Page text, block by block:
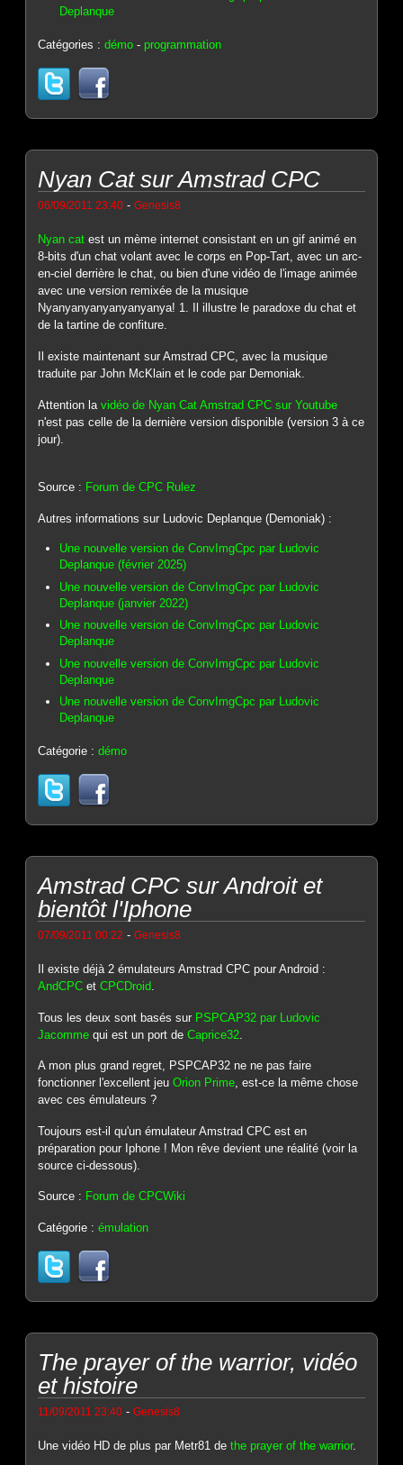
Deplanque
Catégories :démo -programmation
Nyan Cat sur Amstrad CPC
06/09/2011 23:40 -Genesis8
Nyan cat est un mème internet consistant en un gif animé en
8-bits d'un chat volant avec le corps en Pop-Tart, avec un arc-
en-ciel derrière le chat, ou bien d'une vidéo de l'image animée
avec une version remixée de la musique
Nyanyanyanyanyanyanya! 1. Il illustre le paradoxe du chat et
de la tartine de confiture.
Il existe maintenant sur Amstrad CPC, avec la musique
traduite par John McKlain et le code par Demoniak.
Attention lavidéo de Nyan Cat Amstrad CPC sur Youtube
n'est pas celle de la dernière version disponible (version 3 à ce
jour).
Source : Forum de CPC Rulez
Autres informations sur Ludovic Deplanque (Demoniak) :
Une nouvelle version de ConvImgCpc par Ludovic
Deplanque (février 2025)
Une nouvelle version de ConvImgCpc par Ludovic
Deplanque (janvier 2022)
Une nouvelle version de ConvImgCpc par Ludovic
Deplanque
Une nouvelle version de ConvImgCpc par Ludovic
Deplanque
Une nouvelle version de ConvImgCpc par Ludovic
Deplanque
Catégorie :démo
Amstrad CPC sur Androit et
bientôt l'Iphone
07/09/2011 00:22 -Genesis8
Il existe déjà 2 émulateurs Amstrad CPC pour Android :
AndCPC etCPCDroid.
Tous les deux sont basés sur PSPCAP32 par Ludovic
Jacomme qui est un port deCaprice32
A mon plus grand regret, PSPCAP32 ne ne pas faire
fonctionner l'excellent jeuOrion Prime, est-ce la même chose
avec ces émulateurs ?
Toujours est-il qu'un émulateur Amstrad CPC est en
préparation pour Iphone ! Mon rêve devient une réalité (voir la
source ci-dessous).
Source : Forum de CPCWiki
Catégorie :émulation
The prayer of the warrior, vidéo
et histoire
11/09/2011 23:40 -Genesis8
Une vidéo HD de plus par Metr81 dethe prayer of the warrior.